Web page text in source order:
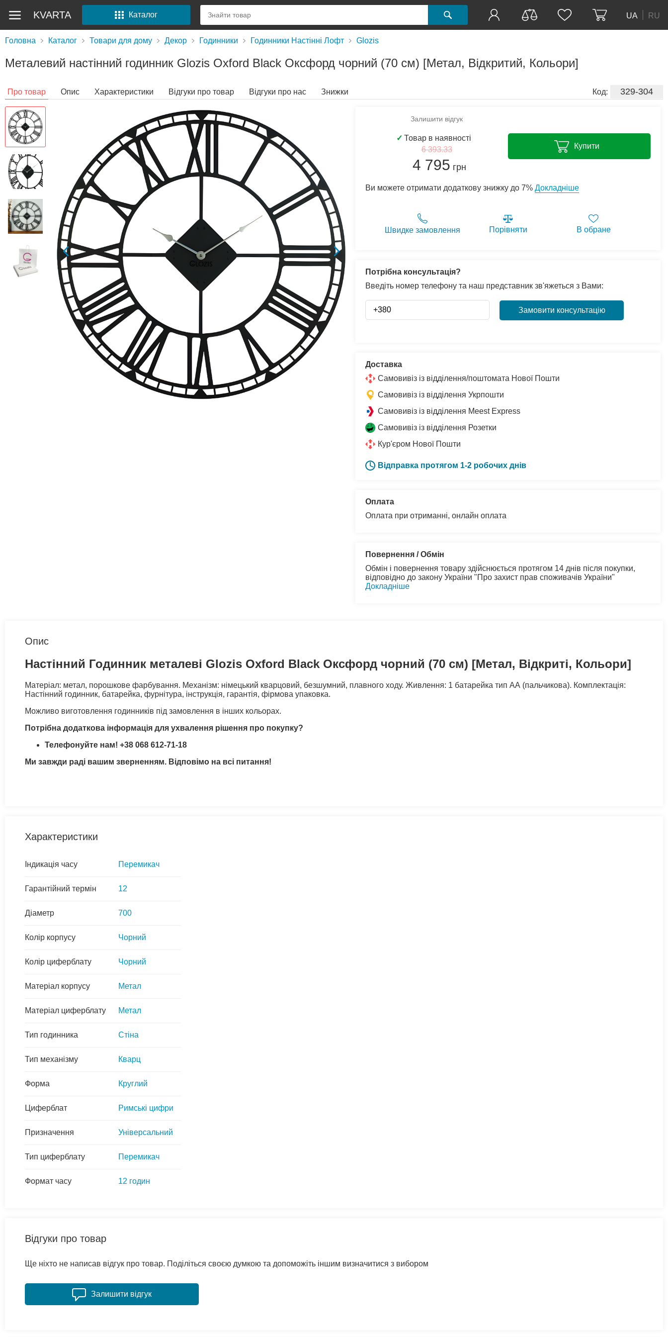
UA RU
KVARTA Каталог
Головна Каталог Товари для дому Декор Годинники Годинники Настінні Лофт Glozis
Металевий настінний годинник Glozis Oxford Black Оксфорд чорний (70 cм) [Метал, Відкритий, Кольори]
Код: 329-304
Про товар Опис Характеристики Відгуки про товар Відгуки про нас Знижки
Залишити відгук
✓ Товар в наявності
6 393.33
4 795 грн
Купити
Ви можете отримати додаткову знижку до 7% Докладніше
Швидке замовлення Порівняти В обране
Потрібна консультація?
Введіть номер телефону та наш представник зв'яжеться з Вами:
Замовити консультацію
Доставка
Самовивіз із відділення/поштомата Нової Пошти
Самовивіз із відділення Укрпошти
Самовивіз із відділення Meest Express
Самовивіз із відділення Розетки
Кур'єром Нової Пошти
Відправка протягом 1-2 робочих днів
Оплата
Оплата при отриманні, онлайн оплата
Повернення / Обмін
Обмін і повернення товару здійснюється протягом 14 днів після покупки,
відповідно до закону України "Про захист прав споживачів України"
Докладніше
Опис
Настінний Годинник металеві Glozis Oxford Black Оксфорд чорний (70 cм) [Метал, Відкриті, Кольори]
Матеріал: метал, порошкове фарбування. Механізм: німецький кварцовий, безшумний, плавного ходу. Живлення: 1 батарейка тип АА (пальчикова). Комплектація:
Настінний годинник, батарейка, фурнітура, інструкція, гарантія, фірмова упаковка.
Можливо виготовлення годинників під замовлення в інших кольорах.
Потрібна додаткова інформація для ухвалення рішення про покупку?
Телефонуйте нам! +38 068 612-71-18
Ми завжди раді вашим зверненням. Відповімо на всі питання!
Характеристики
Індикація часу Перемикач
Гарантійний термін 12
Діаметр 700
Колір корпусу Чорний
Колір циферблату Чорний
Матеріал корпусу Метал
Матеріал циферблату Метал
Тип годинника Стіна
Тип механізму Кварц
Форма Круглий
Циферблат Римські цифри
Призначення Універсальний
Тип циферблату Перемикач
Формат часу 12 годин
Відгуки про товар
Ще ніхто не написав відгук про товар. Поділіться своєю думкою та допоможіть іншим визначитися з вибором
Залишити відгук